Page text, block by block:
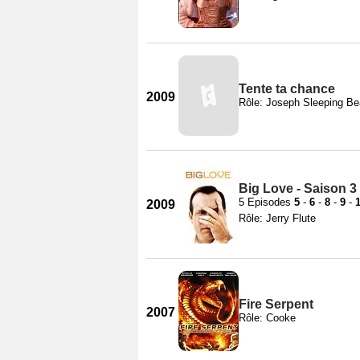
2009
Tente ta chance
Rôle: Joseph Sleeping
2009
Big Love - Saison 3
5 Episodes 5 - 6 - 8 - 9 -
Rôle: Jerry Flute
2007
Fire Serpent
Rôle: Cooke